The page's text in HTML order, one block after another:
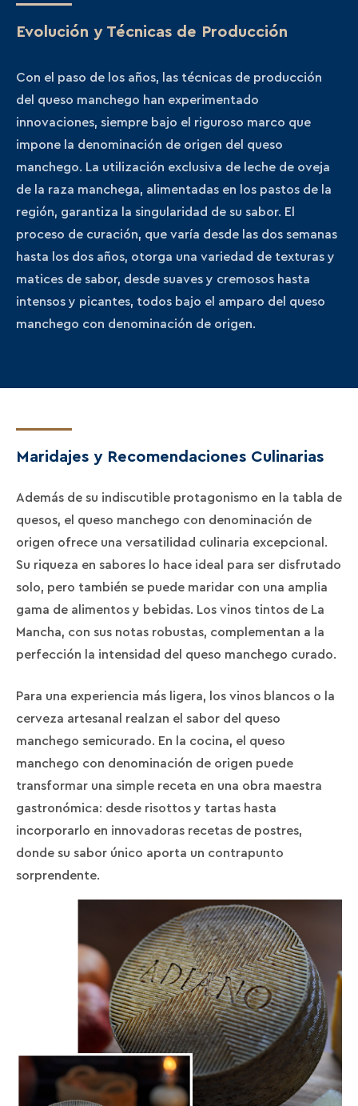
Evolución y Técnicas de Producción
Con el paso de los años, las técnicas de producción
del queso manchego han experimentado
innovaciones, siempre bajo el riguroso marco que
impone la denominación de origen del queso
manchego. La utilización exclusiva de leche de oveja
de la raza manchega, alimentadas en los pastos de la
región, garantiza la singularidad de su sabor. El
proceso de curación, que varía desde las dos semanas
hasta los dos años, otorga una variedad de texturas y
matices de sabor, desde suaves y cremosos hasta
intensos y picantes, todos bajo el amparo del queso
manchego con denominación de origen.
Maridajes y Recomendaciones Culinarias
Además de su indiscutible protagonismo en la tabla de
quesos, el queso manchego con denominación de
origen ofrece una versatilidad culinaria excepcional.
Su riqueza en sabores lo hace ideal para ser disfrutado
solo, pero también se puede maridar con una amplia
gama de alimentos y bebidas. Los vinos tintos de La
Mancha, con sus notas robustas, complementan a la
perfección la intensidad del queso manchego curado.
Para una experiencia más ligera, los vinos blancos o la
cerveza artesanal realzan el sabor del queso
manchego semicurado. En la cocina, el queso
manchego con denominación de origen puede
transformar una simple receta en una obra maestra
gastronómica: desde risottos y tartas hasta
incorporarlo en innovadoras recetas de postres,
donde su sabor único aporta un contrapunto
sorprendente.